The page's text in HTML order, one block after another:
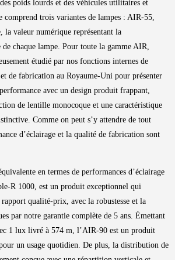
poids lourds et des véhicules utilitaires et
comprend trois variantes de lampes : AIR-55,
valeur numérique représentant la
chaque lampe. Pour toute la gamme AIR,
étudié par nos fonctions internes de
de fabrication au Royaume-Uni pour présenter
avec un design produit frappant,
de lentille monocoque et une caractéristique
Comme on peut s’y attendre de tout
d’éclairage et la qualité de fabrication sont
en termes de performances d’éclairage
R 1000, est un produit exceptionnel qui
qualité-prix, avec la robustesse et la
par notre garantie complète de 5 ans. Émettant
1 lux livré à 574 m, l’AIR-90 est un produit
un usage quotidien. De plus, la distribution de